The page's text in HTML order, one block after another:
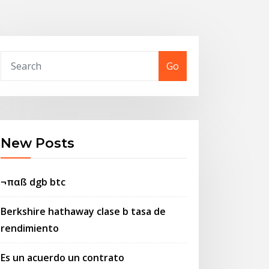
Go
New Posts
¬παß dgb btc
Berkshire hathaway clase b tasa de
rendimiento
Es un acuerdo un contrato